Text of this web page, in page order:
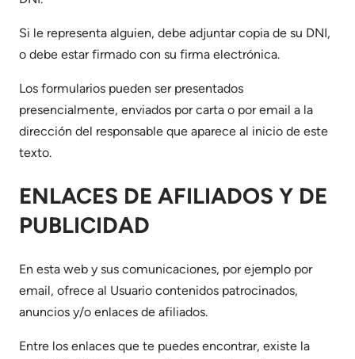
Si le representa alguien, debe adjuntar copia de su DNI,
o debe estar firmado con su firma electrónica.
Los formularios pueden ser presentados
presencialmente, enviados por carta o por email a la
dirección del responsable que aparece al inicio de este
texto.
ENLACES DE AFILIADOS Y DE
PUBLICIDAD
En esta web y sus comunicaciones, por ejemplo por
email, ofrece al Usuario contenidos patrocinados,
anuncios y/o enlaces de afiliados.
Entre los enlaces que te puedes encontrar, existe la